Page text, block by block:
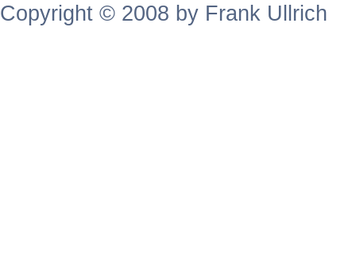
Copyright © 2008 by Frank Ullrich